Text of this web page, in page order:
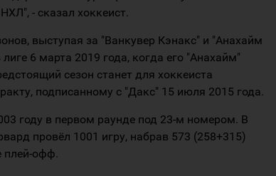
- сказал хоккеист.
выступая за "Ванкувер Кэнакс" и "Анахайм
6 марта 2019 года, когда его "Анахайм"
сезон станет для хоккеиста
подписанному с "Дакс" 15 июля 2015 года.
году в первом раунде под 23-м номером. В
провёл 1001 игру, набрав 573 (258+315)
плей-офф.